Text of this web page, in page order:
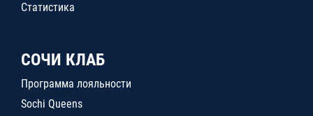
Статистика
СОЧИ КЛАБ
Программа лояльности
Sochi Queens